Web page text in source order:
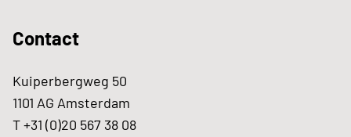
Contact
Kuiperbergweg 50
1101 AG Amsterdam
T +31 (0)20 567 38 08